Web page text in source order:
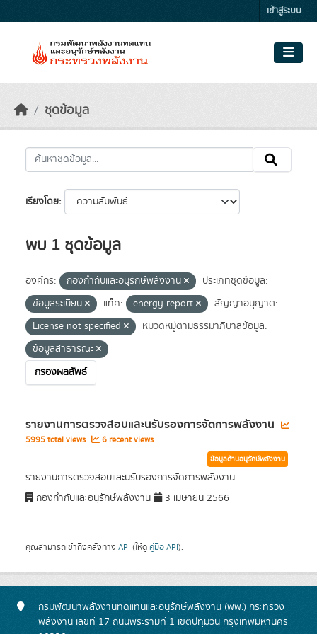
เข้าสู่ระบบ
ชุดข้อมูล
เรียงโดย
พบ 1 ชุดข้อมูล
องค์กร: กองกำกับและอนุรักษ์พลังงาน
ประเภทชุดข้อมูล:
ข้อมูลระเบียน
แท็ค: energy report
สัญญาอนุญาต:
License not specified
หมวดหมู่ตามธรรมาภิบาลข้อมูล:
ข้อมูลสาธารณะ
กรองผลลัพธ์
รายงานการตรวจสอบและนรับรองการจัดการพลังงาน
5995 total views 6 recent views
ข้อมูลด้านอนุรักษ์พลังงาน
รายงานการตรวจสอบและนรับรองการจัดการพลังงาน
กองกำกับและอนุรักษ์พลังงาน
3 เมษายน 2566
คุณสามารถเข้าถึงคลังทาง API (ให้ดู คู่มือ API).
กรมพัฒนาพลังงานทดแทนและอนุรักษ์พลังงาน (พพ.) กระทรวง
พลังงาน เลขที่ 17 ถนนพระรามที่ 1 เขตปทุมวัน กรุงเทพมหานคร